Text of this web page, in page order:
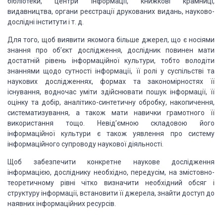
видавництва, органи реєстрації друкованих видань, науково-
дослідні інститути і т. д.
Для того, щоб виявити якомога більше джерел, що є носіями
знання про об’єкт дослідження, дослідник повинен мати
достатній рівень інформаційної культури, тобто володіти
знаннями щодо сутності інформації, її ролі у суспільстві та
наукових дослідженнях, формах та закономірностях її
існування, водночас уміти здійснювати пошук інформації, її
оцінку та добір, аналітико-синтетичну обробку, накопичення,
систематизування, а також мати навички грамотного її
використання тощо. Невід’ємною складовою його
інформаційної культури є також уявлення про систему
інформаційного супроводу наукової діяльності.
Щоб забезпечити конкретне наукове дослідження
інформацією, досліднику необхідно, передусім, на змістовно-
теоретичному рівні чітко визначити необхідний обсяг і
структуру інформації, встановити її джерела, знайти доступ до
наявних інформаційних ресурсів.